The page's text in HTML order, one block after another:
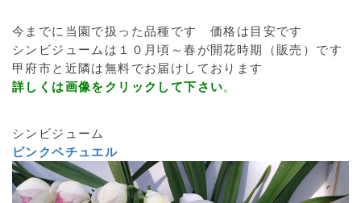
今までに当園で扱った品種です 価格は目安です
シンビジュームは１０月頃～春が開花時期（販売）です
甲府市と近隣は無料でお届けしております
詳しくは画像をクリックして下さい。
シンビジューム
ピンクペチュエル